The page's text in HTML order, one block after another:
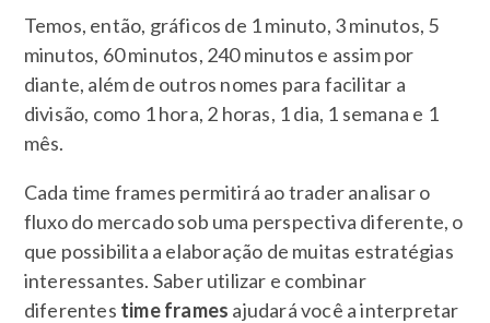
Temos, então, gráficos de 1 minuto, 3 minutos, 5
minutos, 60 minutos, 240 minutos e assim por
diante, além de outros nomes para facilitar a
divisão, como 1 hora, 2 horas, 1 dia, 1 semana e 1
mês.
Cada time frames permitirá ao trader analisar o
fluxo do mercado sob uma perspectiva diferente, o
que possibilita a elaboração de muitas estratégias
interessantes. Saber utilizar e combinar
diferentes time frames ajudará você a interpretar